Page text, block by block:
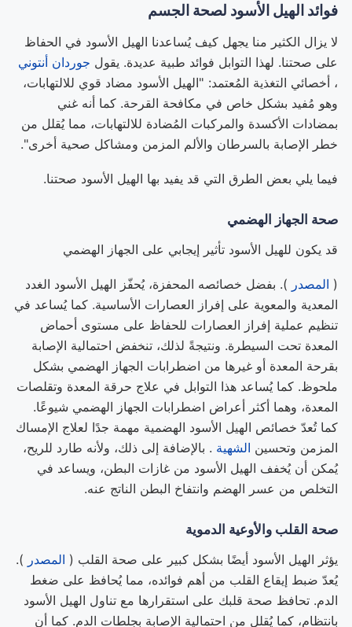
فوائد الهيل الأسود لصحة الجسم
لا يزال الكثير منا يجهل كيف يُساعدنا الهيل الأسود في الحفاظ
على صحتنا. لهذا التوابل فوائد طبية عديدة. يقول جوردان أنتوني
، أخصائي التغذية المُعتمد: "الهيل الأسود مضاد قوي للالتهابات،
وهو مُفيد بشكل خاص في مكافحة القرحة. كما أنه غني
بمضادات الأكسدة والمركبات المُضادة للالتهابات، مما يُقلل من
خطر الإصابة بالسرطان والألم المزمن ومشاكل صحية أخرى".
فيما يلي بعض الطرق التي قد يفيد بها الهيل الأسود صحتنا.
صحة الجهاز الهضمي
قد يكون للهيل الأسود تأثير إيجابي على الجهاز الهضمي
( المصدر ). بفضل خصائصه المحفزة، يُحفّز الهيل الأسود الغدد
المعدية والمعوية على إفراز العصارات الأساسية. كما يُساعد في
تنظيم عملية إفراز العصارات للحفاظ على مستوى أحماض
المعدة تحت السيطرة. ونتيجةً لذلك، تنخفض احتمالية الإصابة
بقرحة المعدة أو غيرها من اضطرابات الجهاز الهضمي بشكل
ملحوظ. كما يُساعد هذا التوابل في علاج حرقة المعدة وتقلصات
المعدة، وهما أكثر أعراض اضطرابات الجهاز الهضمي شيوعًا.
كما تُعدّ خصائص الهيل الأسود الهضمية مهمة جدًا لعلاج الإمساك
المزمن وتحسين الشهية . بالإضافة إلى ذلك، ولأنه طارد للريح،
يُمكن أن يُخفف الهيل الأسود من غازات البطن، ويساعد في
التخلص من عسر الهضم وانتفاخ البطن الناتج عنه.
صحة القلب والأوعية الدموية
يؤثر الهيل الأسود أيضًا بشكل كبير على صحة القلب ( المصدر ).
يُعدّ ضبط إيقاع القلب من أهم فوائده، مما يُحافظ على ضغط
الدم. تحافظ صحة قلبك على استقرارها مع تناول الهيل الأسود
بانتظام، كما يُقلل من احتمالية الإصابة بجلطات الدم. كما أن